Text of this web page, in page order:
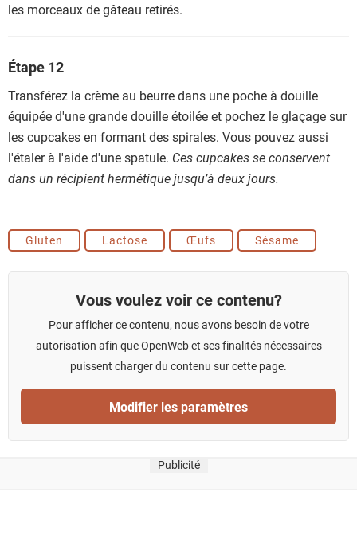
les morceaux de gâteau retirés.
Étape 12
Transférez la crème au beurre dans une poche à douille
équipée d'une grande douille étoilée et pochez le glaçage sur
les cupcakes en formant des spirales. Vous pouvez aussi
l'étaler à l'aide d'une spatule. Ces cupcakes se conservent
dans un récipient hermétique jusqu’à deux jours.
Gluten Lactose Œufs Sésame
Vous voulez voir ce contenu?
Pour afficher ce contenu, nous avons besoin de votre
autorisation afin que OpenWeb et ses finalités nécessaires
puissent charger du contenu sur cette page.
Modifier les paramètres
Publicité